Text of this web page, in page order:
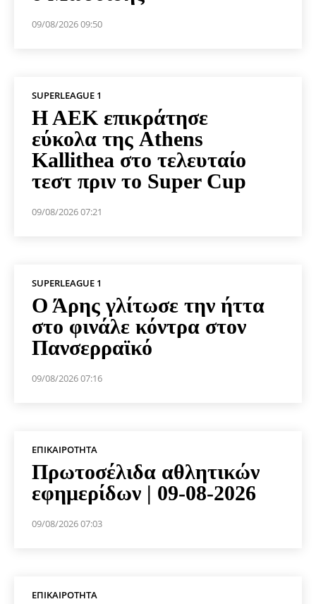
09/08/2026 09:50
SUPERLEAGUE 1
Η ΑΕΚ επικράτησε
εύκολα της Athens
Kallithea στο τελευταίο
τεστ πριν το Super Cup
09/08/2026 07:21
SUPERLEAGUE 1
Ο Άρης γλίτωσε την ήττα
στο φινάλε κόντρα στον
Πανσερραϊκό
09/08/2026 07:16
ΕΠΙΚΑΙΡΌΤΗΤΑ
Πρωτοσέλιδα αθλητικών
εφημερίδων | 09-08-2026
09/08/2026 07:03
ΕΠΙΚΑΙΡΌΤΗΤΑ